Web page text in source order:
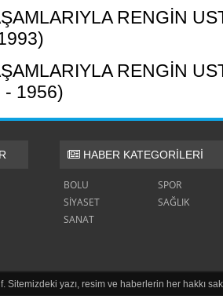
RENGİN
RENGİN
- 1956)
HABER KATEGORİLERİ
BOLU
SPOR
SİYASET
SAĞLIK
SANAT
yazı, resim ve haberlerin her hakkı